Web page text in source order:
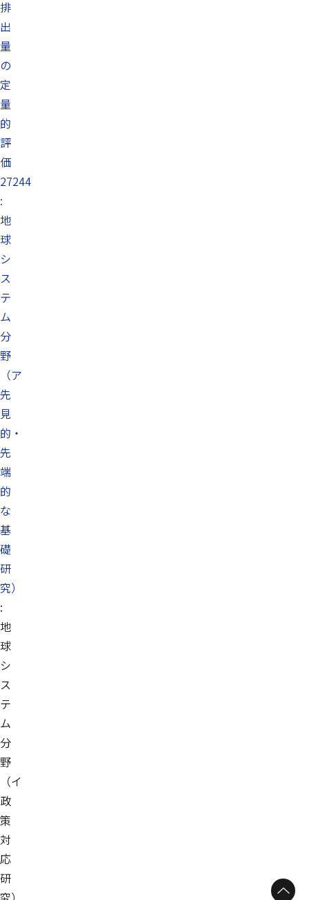
排
出
量
の
定
量
的
評
価
27244
:
地
球
シ
ス
テ
ム
分
野
（ア
先
見
的・
先
端
的
な
基
礎
研
究）
:
地
球
シ
ス
テ
ム
分
野
（イ
政
策
対
応
研